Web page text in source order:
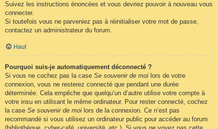
Suivez les instructions énoncées et vous devriez pouvoir à nouveau vous
connecter.
Si toutefois vous ne parveniez pas à réinitialiser votre mot de passe,
contactez un administrateur du forum.
Haut
Pourquoi suis-je automatiquement déconnecté ?
Si vous ne cochez pas la case Se souvenir de moi lors de votre
connexion, vous ne resterez connecté que pendant une durée
déterminée. Cela empêche que quelqu’un d’autre utilise votre compte à
votre insu en utilisant le même ordinateur. Pour rester connecté, cochez
la case Se souvenir de moi lors de la connexion. Ce n’est pas
recommandé si vous utilisez un ordinateur public pour accéder au forum